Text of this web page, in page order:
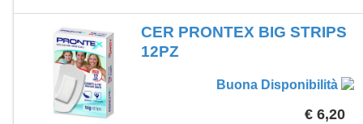
CER PRONTEX BIG STRIPS
12PZ
Buona Disponibilità
€ 6,20